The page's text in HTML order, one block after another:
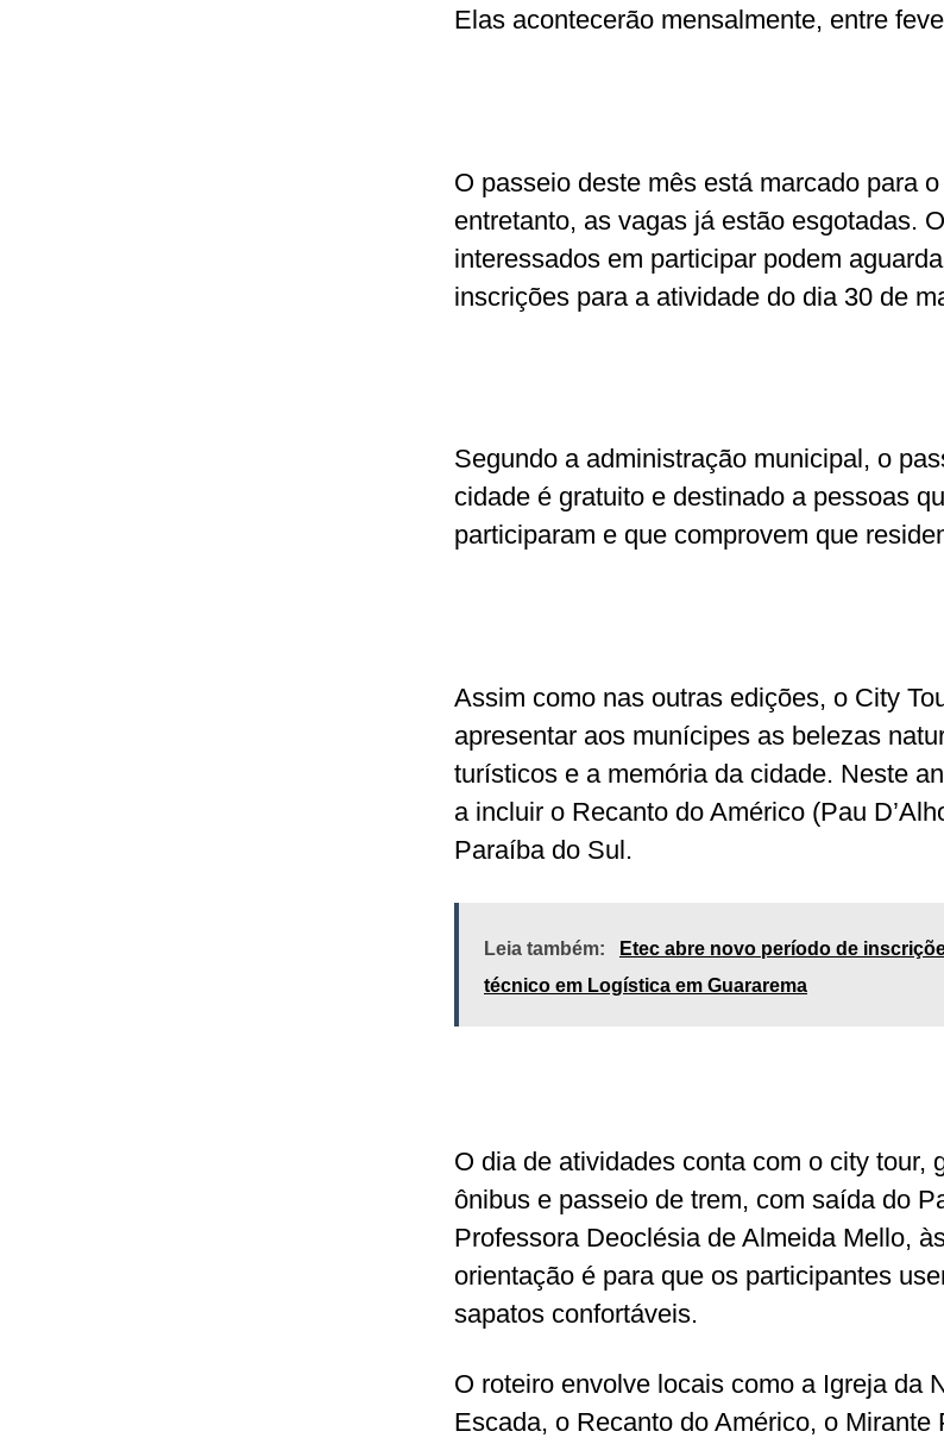
Elas acontecerão mensalmente, entre
O passeio deste mês está marcado para
entretanto, as vagas já estão esgotadas.
interessados em participar podem
inscrições para a atividade do dia 30 de
Segundo a administração municipal, o
cidade é gratuito e destinado a pessoas
participaram e que comprovem que
Assim como nas outras edições, o City
apresentar aos munícipes as belezas
turísticos e a memória da cidade. Neste
a incluir o Recanto do Américo (Pau
Paraíba do Sul.
Leia também:
Etec abre novo período de
técnico em Logística em Guararema
O dia de atividades conta com o city tour,
ônibus e passeio de trem, com saída do
Professora Deoclésia de Almeida Mello,
orientação é para que os participantes
sapatos confortáveis.
O roteiro envolve locais como a Igreja da
Escada, o Recanto do Américo, o Mirante